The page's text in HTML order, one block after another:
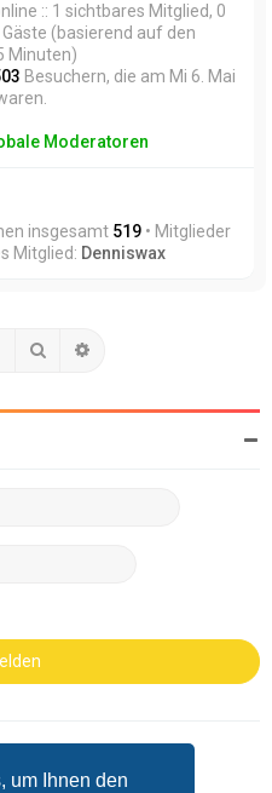
um Ihnen den
:: 1 sichtbares Mitglied, 0
(basierend auf den
Minuten)
Besuchern, die am Mi 6. Mai
Moderatoren
insgesamt 519 • Mitglieder
Mitglied: Denniswax
Suche